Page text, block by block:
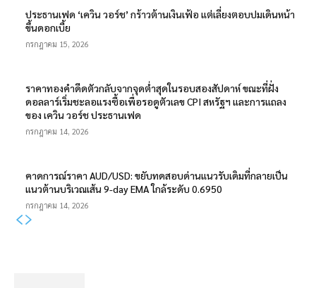
ประธานเฟด ‘เควิน วอร์ช’ กร้าวต้านเงินเฟ้อ แต่เลี่ยงตอบปมเดินหน้า
ขึ้นดอกเบี้ย
กรกฎาคม 15, 2026
ราคาทองคำดีดตัวกลับจากจุดต่ำสุดในรอบสองสัปดาห์ ขณะที่ฝั่ง
ดอลลาร์เริ่มชะลอแรงซื้อเพื่อรอดูตัวเลข CPI สหรัฐฯ และการแถลง
ของ เควิน วอร์ช ประธานเฟด
กรกฎาคม 14, 2026
คาดการณ์ราคา AUD/USD: ขยับทดสอบด่านแนวรับเดิมที่กลายเป็น
แนวต้านบริเวณเส้น 9-day EMA ใกล้ระดับ 0.6950
กรกฎาคม 14, 2026